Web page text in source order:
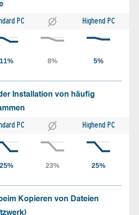
PC Highend PC
Installation von häufig
PC Highend PC
Kopieren von Dateien